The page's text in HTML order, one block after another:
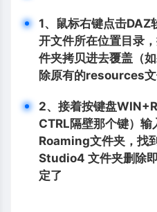
1、鼠标右键点击DAZ
开文件所在位置目录
件夹拷贝进去覆盖（
除原有的resources文
2、 接着按键盘
CTRL隔壁那个键）
Roaming文件夹，找
Studio4 文件夹删除
定了